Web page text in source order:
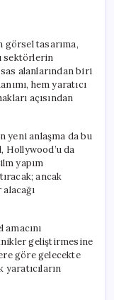
YZ
hamlesi
için
görsel tasarıma,
sektörlerin
alanlarından biri
hem yaratıcı
açısından
yeni anlaşma da bu
Hollywood’u da
yapım
ancak
geliştirmesine
göre gelecekte
yaratıcıların